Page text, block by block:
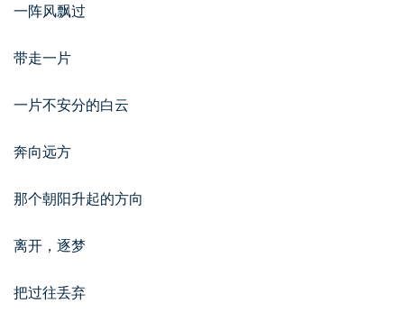
一阵风飘过
带走一片
一片不安分的白云
奔向远方
那个朝阳升起的方向
离开，逐梦
把过往丢弃